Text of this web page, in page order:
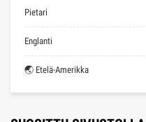
Pietari
Englanti
🌏 Etelä-Amerikka